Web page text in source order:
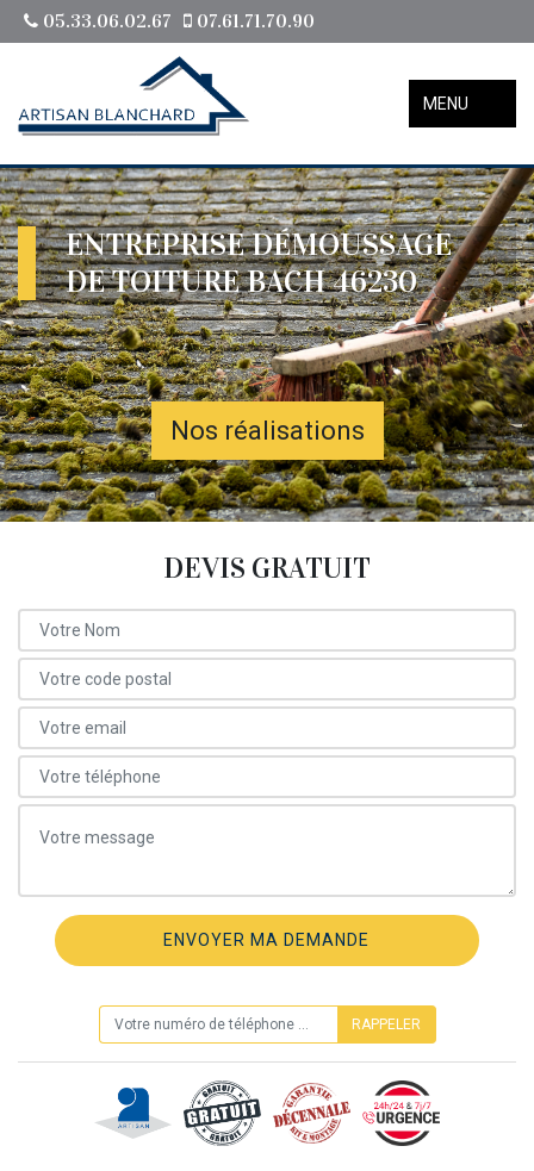
05.33.06.02.67 07.61.71.70.90
MENU
ENTREPRISE DÉMOUSSAGE
DE TOITURE BACH 46230
Nos réalisations
DEVIS GRATUIT